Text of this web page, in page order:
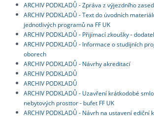
ARCHIV PODKLADŮ - Zpráva z výjezdního
ARCHIV PODKLADŮ - Text do úvodních
jednotlivých programů na FF UK
ARCHIV PODKLADŮ - Přijímací zkoušky -
ARCHIV PODKLADŮ - Informace o studijních
oborech
ARCHIV PODKLADŮ - Návrhy akreditací
ARCHIV PODKLADŮ
ARCHIV PODKLADŮ
ARCHIV PODKLADŮ - Uzavření krátkodobé
nebytových prosttor - bufet FF UK
ARCHIV PODKLADŮ - Návrh na ustavení ediční